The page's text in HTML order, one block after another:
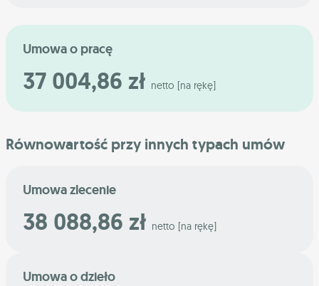
Umowa o pracę
37 004,86 zł netto [na rękę]
Równowartość przy innych typach umów
Umowa zlecenie
38 088,86 zł netto [na rękę]
Umowa o dzieło